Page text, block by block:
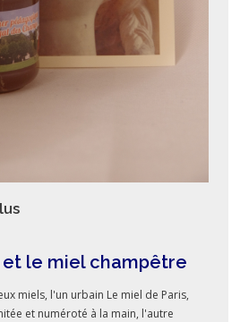
et le miel champêtre
miels, l'un urbain Le miel de Paris,
et numéroté à la main, l'autre